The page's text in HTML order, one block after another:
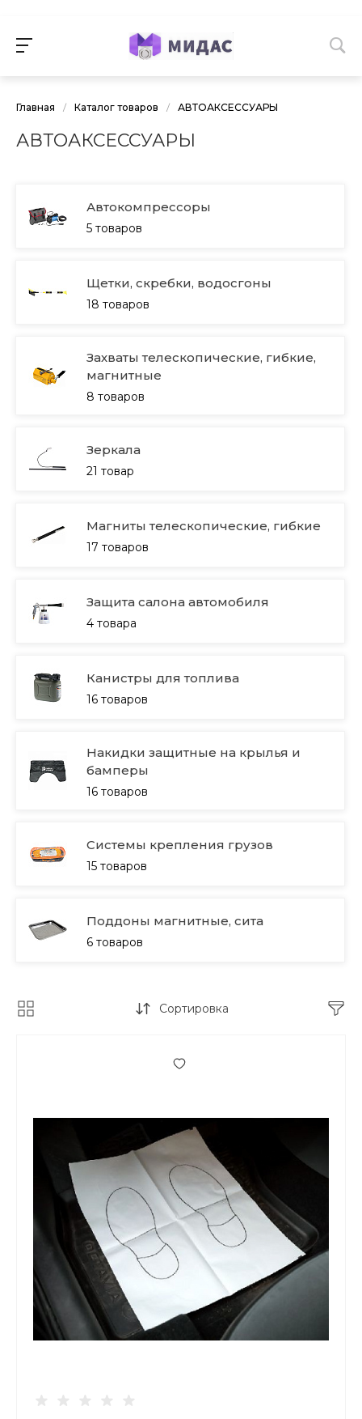
Главная / Каталог товаров / АВТОАКСЕССУАРЫ
АВТОАКСЕССУАРЫ
Автокомпрессоры
5 товаров
Щетки, скребки, водосгоны
18 товаров
Захваты телескопические, гибкие,
магнитные
8 товаров
Зеркала
21 товар
Магниты телескопические, гибкие
17 товаров
Защита салона автомобиля
4 товара
Канистры для топлива
16 товаров
Накидки защитные на крылья и
бамперы
16 товаров
Системы крепления грузов
15 товаров
Поддоны магнитные, сита
6 товаров
Сортировка